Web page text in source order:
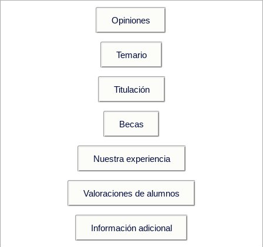
Opiniones
Temario
Titulación
Becas
Nuestra experiencia
Valoraciones de alumnos
Información adicional